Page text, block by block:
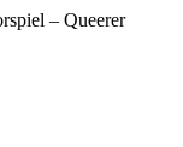
– Queerer